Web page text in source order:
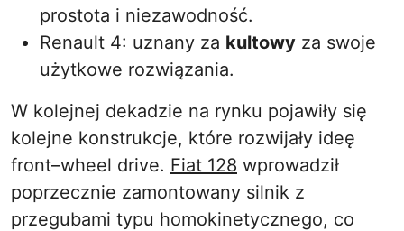
prostota i niezawodność.
Renault 4: uznany za kultowy za swoje
użytkowe rozwiązania.
W kolejnej dekadzie na rynku pojawiły się
kolejne konstrukcje, które rozwijały ideę
front–wheel drive. Fiat 128 wprowadził
poprzecznie zamontowany silnik z
przegubami typu homokinetycznego, co